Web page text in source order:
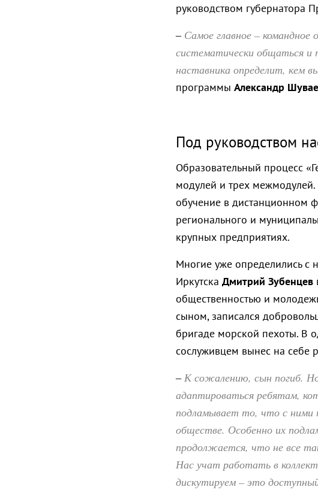
руководством губернатора
– Самое главное – командное
систематически общаться и
наставника определит, кем
программы Александр
Под руководством
Образовательный процесс
модулей и трех
обучение в дистанционном
регионального и
крупных предприятиях.
Многие уже определились с
Иркутска Дмитрий Зубенцев
общественностью и
сыном, записался
бригаде морской пехоты. В
сослуживцем вынес на себе
–К сожалению, сын погиб. Но
адаптироваться ребятам,
подламывает то, что с ними
обществе. Особенно их
продолжается, что не все
Нас учат работать в
дискутируем – это